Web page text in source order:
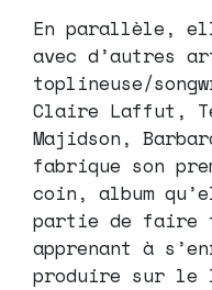
En parallèle,
avec d’autres
toplineuse/
Claire Laffut,
Majidson,
fabrique son
coin, album
partie de faire
apprenant à
produire sur le